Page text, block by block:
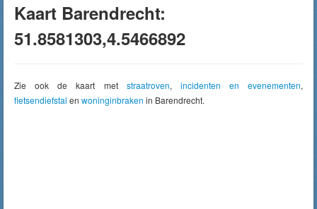
Kaart Barendrecht:
51.8581303,4.5466892
Zie ook de kaart met straatroven, incidenten en evenementen,
fietsendiefstal en woninginbraken in Barendrecht.